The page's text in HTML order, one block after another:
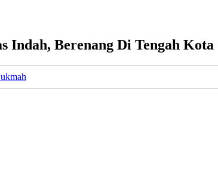
Indah, Berenang Di Tengah Kota